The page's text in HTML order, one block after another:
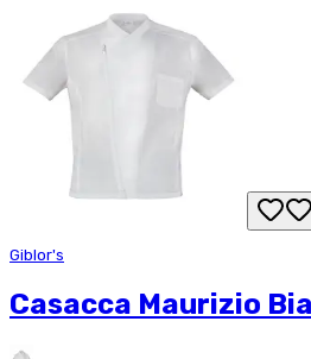
Giblor's
Casacca Maurizio